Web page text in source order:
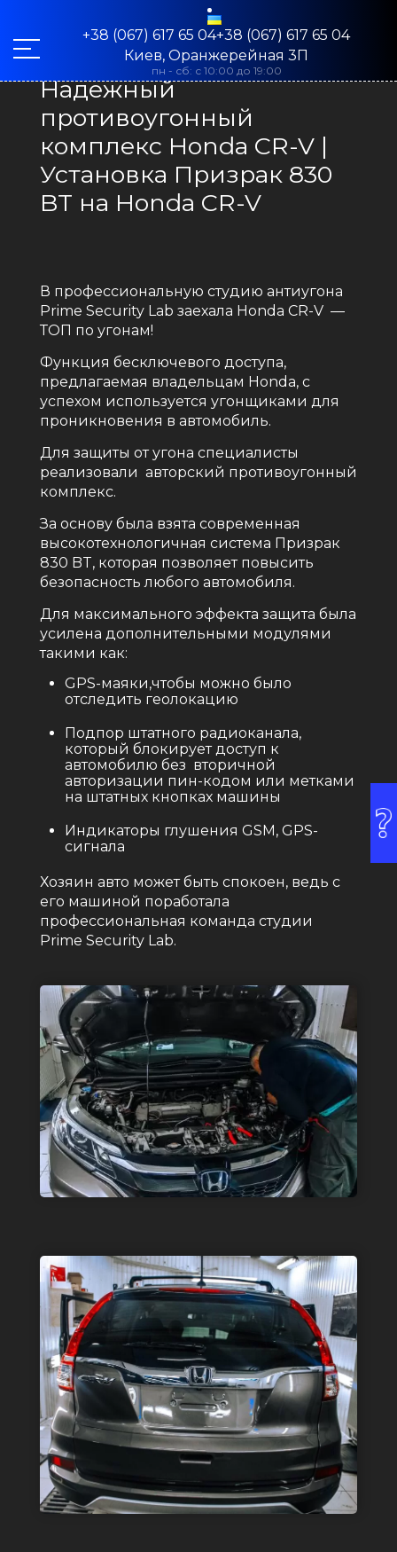
+38 (067) 617 65 04+38 (067) 617 65 04
Киев, Оранжерейная 3П
пн - сб: с 10:00 до 19:00
Надежный
противоугонный
комплекс Honda CR-V |
Установка Призрак 830
BT на Honda CR-V
В профессиональную студию антиугона
Prime Security Lab заехала Honda CR-V —
ТОП по угонам!
Функция бесключевого доступа,
предлагаемая владельцам Honda, с
успехом используется угонщиками для
проникновения в автомобиль.
Для защиты от угона специалисты
реализовали авторский противоугонный
комплекс.
За основу была взята современная
высокотехнологичная система Призрак
830 BT, которая позволяет повысить
безопасность любого автомобиля.
Для максимального эффекта защита была
усилена дополнительными модулями
такими как:
GPS-маяки,чтобы можно было
отследить геолокацию
Подпор штатного радиоканала,
который блокирует доступ к
автомобилю без вторичной
авторизации пин-кодом или метками
на штатных кнопках машины
Индикаторы глушения GSM, GPS-
сигнала
Хозяин авто может быть спокоен, ведь с
его машиной поработала
профессиональная команда студии
Prime Security Lab.